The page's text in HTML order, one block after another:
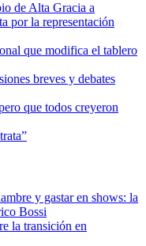
de Alta Gracia a
por la representación
que modifica el tablero
breves y debates
que todos creyeron
y gastar en shows: la
Bossi
la transición en